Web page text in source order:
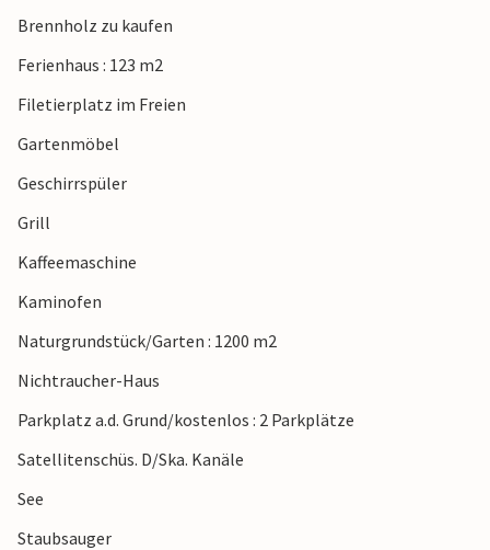
Brennholz zu kaufen
Ferienhaus : 123 m2
Filetierplatz im Freien
Gartenmöbel
Geschirrspüler
Grill
Kaffeemaschine
Kaminofen
Naturgrundstück/Garten : 1200 m2
Nichtraucher-Haus
Parkplatz a.d. Grund/kostenlos : 2 Parkplätze
Satellitenschüs. D/Ska. Kanäle
See
Staubsauger